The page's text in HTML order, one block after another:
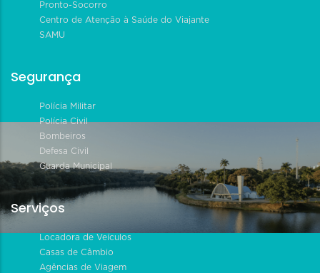
Pronto-Socorro
Centro de Atenção à Saúde do Viajante
SAMU
Segurança
Polícia Militar
Polícia Civil
Bombeiros
Defesa Civil
Guarda Municipal
Serviços
Locadora de Veículos
Casas de Câmbio
Agências de Viagem